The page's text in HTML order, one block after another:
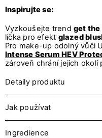
Inspirujte se:
Vyzkoušejte trend get the
líčka pro efekt glazed
Pro make-up odolný vůči
Intense Serum HEV
zároveň chrání jejich
Detaily produktu
Jak používat
Ingredience